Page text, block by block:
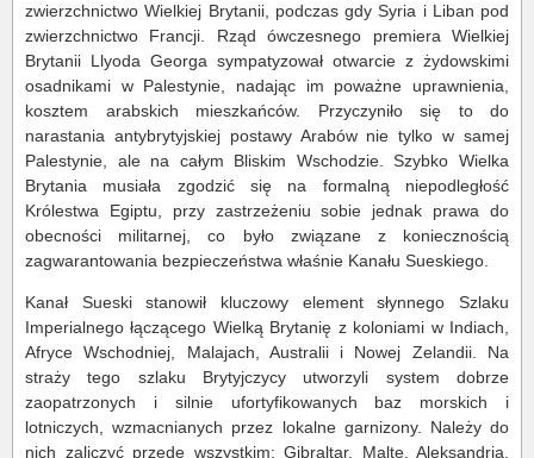
zwierzchnictwo Wielkiej Brytanii, podczas gdy Syria i Liban pod
zwierzchnictwo Francji. Rząd ówczesnego premiera Wielkiej
Brytanii Llyoda Georga sympatyzował otwarcie z żydowskimi
osadnikami w Palestynie, nadając im poważne uprawnienia,
kosztem arabskich mieszkańców. Przyczyniło się to do
narastania antybrytyjskiej postawy Arabów nie tylko w samej
Palestynie, ale na całym Bliskim Wschodzie. Szybko Wielka
Brytania musiała zgodzić się na formalną niepodległość
Królestwa Egiptu, przy zastrzeżeniu sobie jednak prawa do
obecności militarnej, co było związane z koniecznością
zagwarantowania bezpieczeństwa właśnie Kanału Sueskiego.
Kanał Sueski stanowił kluczowy element słynnego Szlaku
Imperialnego łączącego Wielką Brytanię z koloniami w Indiach,
Afryce Wschodniej, Malajach, Australii i Nowej Zelandii. Na
straży tego szlaku Brytyjczycy utworzyli system dobrze
zaopatrzonych i silnie ufortyfikowanych baz morskich i
lotniczych, wzmacnianych przez lokalne garnizony. Należy do
nich zaliczyć przede wszystkim: Gibraltar, Maltę, Aleksandria,